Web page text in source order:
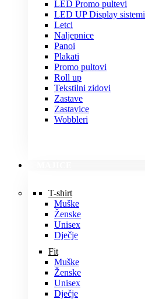
LED Promo pultevi
LED UP Display sistemi
Letci
Naljepnice
Panoi
Plakati
Promo pultovi
Roll up
Tekstilni zidovi
Zastave
Zastavice
Wobbleri
T-shirt
Muške
Ženske
Unisex
Dječje
Fit
Muške
Ženske
Unisex
Dječje